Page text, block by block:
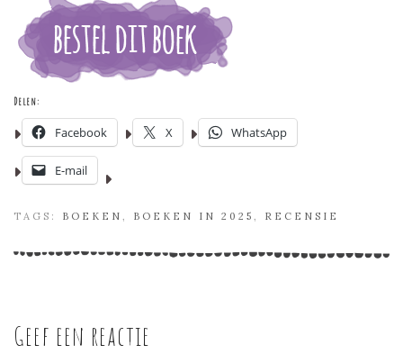
Delen:
Facebook X WhatsApp
E-mail
TAGS: BOEKEN , BOEKEN IN 2025 , RECENSIE
Geef een reactie